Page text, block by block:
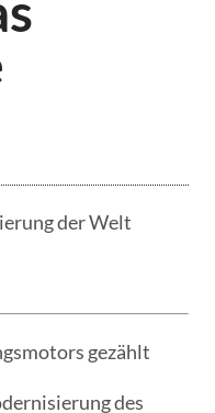
der Welt
gezählt
des